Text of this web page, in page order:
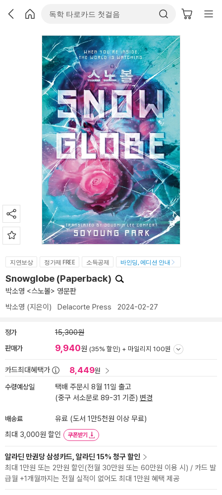
지연보상 정가제 FREE 소득공제 바인딩, 에디션 안내
Snowglobe (Paperback)
박소영 <스노볼> 영문판
박소영 (지은이) Delacorte Press 2024-02-27
정가 15,300원
판매가 9,940원 (35% 할인) + 마일리지 100원
카드최대혜택가 8,449원
수령예상일
택배 주문시 8월 11일 출고
(중구 서소문로 89-31 기준) 변경
배송료
유료 (도서 1만5천원 이상 무료)
최대 3,000원 할인
쿠폰받기
알라딘 만권당 삼성카드, 알라딘 15% 청구 할인
최대 1만원 또는 2만원 할인(전월 30만원 또는 60만원 이용 시) / 카드 발
급월 +1개월까지는 전월 실적이 없어도 최대 1만원 혜택 제공